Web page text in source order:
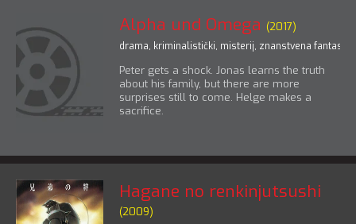
Alpha und Omega (2017)
drama, kriminalistički, misterij, znanstvena
Peter gets a shock. Jonas learns the truth
about his family, but there are more
surprises still to come. Helge makes a
sacrifice.
Hagane no renkinjutsushi
(2009)